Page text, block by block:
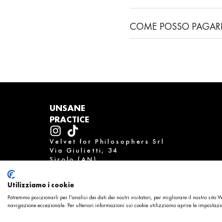
COME POSSO
UNSANE
PRACTICE
Velvet for Philosophers Srl
Via Giulietti, 34
Sirolo (AN)
Ultimi posti
Utilizziamo i cookie
Potremmo posizionarli per l'analisi dei dati dei nostri visitatori, per migliorare il nostro sito
navigazione eccezionale. Per ulteriori informazioni sui cookie utilizziamo aprire le